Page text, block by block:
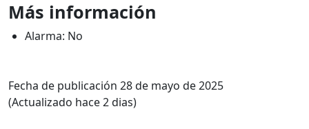
Más información
Alarma: No
Fecha de publicación 28 de mayo de 2025
(Actualizado hace 2 dias)